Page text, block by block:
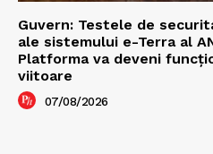
Guvern: Testele de
ale sistemului e-Terra al
Platforma va deveni
viitoare
07/08/2026